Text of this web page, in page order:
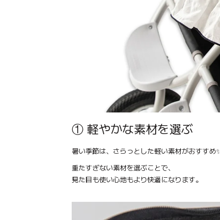
① 軽やかな素材を選ぶ
暑い季節は、さらっとした軽い素材がおすすめ
重たすぎない素材を選ぶことで、
見た目も使い心地もより快適になります。